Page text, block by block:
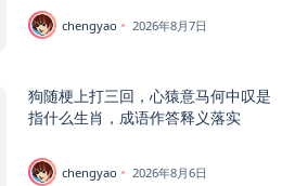
chengyao 2026年8月7日
狗随梗上打三回，心猿意马何中叹是
指什么生肖，成语作答释义落实
chengyao 2026年8月6日